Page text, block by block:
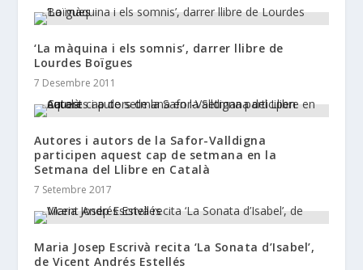
‘La màquina i els somnis’, darrer llibre de
Lourdes Boïgues
7 Desembre 2011
Autores i autors de la Safor-Valldigna
participen aquest cap de setmana en la
Setmana del Llibre en Català
7 Setembre 2017
Maria Josep Escrivà recita ‘La Sonata d’Isabel’,
de Vicent Andrés Estellés